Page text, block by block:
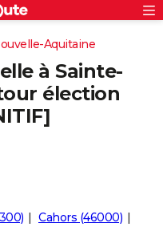
Rechercher
Aquitaine
à Sainte-
élection
Cahors (46000)